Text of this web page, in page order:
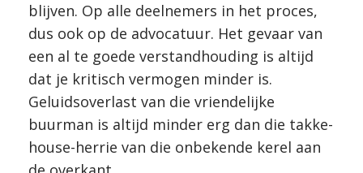
blijven. Op alle deelnemers in het proces,
dus ook op de advocatuur. Het gevaar van
een al te goede verstandhouding is altijd
dat je kritisch vermogen minder is.
Geluidsoverlast van die vriendelijke
buurman is altijd minder erg dan die takke-
house-herrie van die onbekende kerel aan